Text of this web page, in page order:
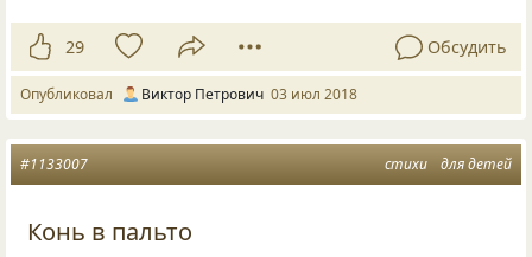
29 Обсудить
Опубликовал Виктор Петрович 03 июл 2018
стихи для детей
#1133007
Конь в пальто